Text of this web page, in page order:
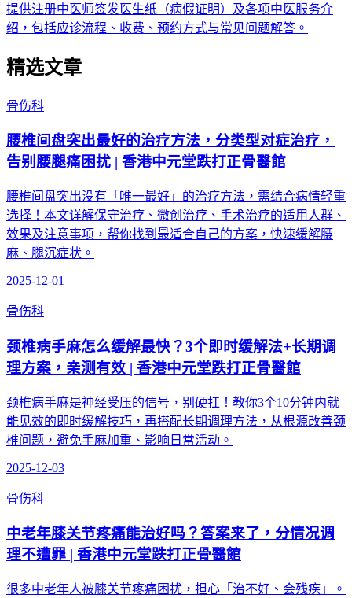
提供注册中医师签发医生纸（病假证明）及各项中医服务介
绍，包括应诊流程、收费、预约方式与常见问题解答。
精选文章
骨伤科
腰椎间盘突出最好的治疗方法，分类型对症治疗，
告别腰腿痛困扰 | 香港中元堂跌打正骨醫館
腰椎间盘突出没有「唯一最好」的治疗方法，需结合病情轻重
选择！本文详解保守治疗、微创治疗、手术治疗的适用人群、
效果及注意事项，帮你找到最适合自己的方案，快速缓解腰
麻、腿沉症状。
2025-12-01
骨伤科
颈椎病手麻怎么缓解最快？3个即时缓解法+长期调
理方案，亲测有效 | 香港中元堂跌打正骨醫館
颈椎病手麻是神经受压的信号，别硬扛！教你3个10分钟内就
能见效的即时缓解技巧，再搭配长期调理方法，从根源改善颈
椎问题，避免手麻加重、影响日常活动。
2025-12-03
骨伤科
中老年膝关节疼痛能治好吗？答案来了，分情况调
理不遭罪 | 香港中元堂跌打正骨醫館
很多中老年人被膝关节疼痛困扰，担心「治不好、会残疾」。